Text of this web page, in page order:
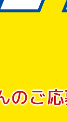
のご